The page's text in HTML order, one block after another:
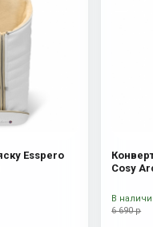
Esspero
Cosy
6 690 р
В